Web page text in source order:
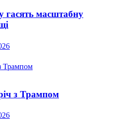
гасять масштабну
з Трампом